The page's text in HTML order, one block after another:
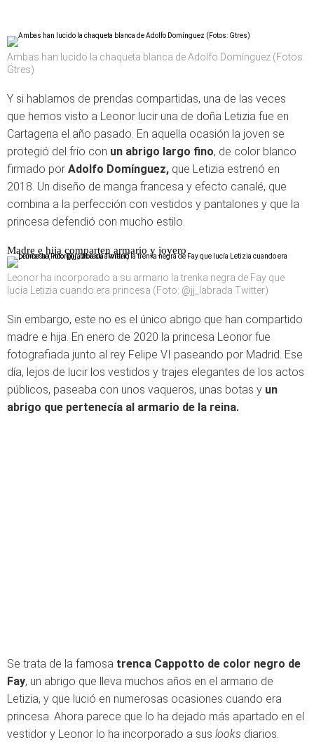
Ambas han lucido la chaqueta blanca de Adolfo Domínguez (Fotos:
Gtres)
Y si hablamos de prendas compartidas, una de las veces
que hemos visto a Leonor lucir una de doña Letizia fue en
Cartagena el año pasado. En aquella ocasión la joven se
protegió del frío con un abrigo largo fino, de color blanco
firmado por Adolfo Domínguez, que Letizia estrenó en
2018. Un diseño de manga francesa y efecto canalé, que
combina a la perfección con vestidos y pantalones y que la
princesa defendió con mucho estilo.
Madre e hija comparten armario y joyero
Leonor ha incorporado a su armario la trenka negra de Fay que
lucía Letizia cuando era princesa (Foto: @jj_labrada Twitter)
Sin embargo, este no es el único abrigo que han compartido
madre e hija. En enero de 2020 la princesa Leonor fue
fotografiada junto al rey Felipe VI paseando por Madrid. Ese
día, lejos de lucir los vestidos y trajes elegantes de los actos
públicos, paseaba con unos vaqueros, unas botas y un
abrigo que pertenecía al armario de la reina.
Se trata de la famosa trenca Cappotto de color negro de
Fay, un abrigo que lleva muchos años en el armario de
Letizia, y que lució en numerosas ocasiones cuando era
princesa. Ahora parece que lo ha dejado más apartado en el
vestidor y Leonor lo ha incorporado a sus looks diarios.